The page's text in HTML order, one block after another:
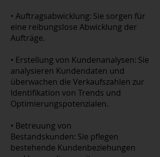
• Auftragsabwicklung: Sie sorgen für
eine reibungslose Abwicklung der
Aufträge.
• Erstellung von Kundenanalysen: Sie
analysieren Kundendaten und
überwachen die Verkaufszahlen zur
Identifikation von Trends und
Optimierungspotenzialen.
• Betreuung von
Bestandskunden: Sie pflegen
bestehende Kundenbeziehungen